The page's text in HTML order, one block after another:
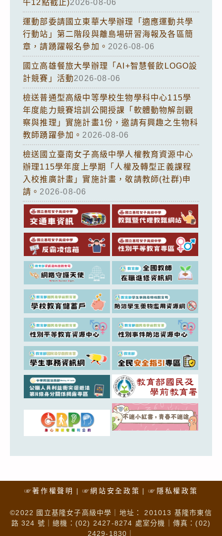
午12點截止)2026-08-06
運動部委請國立東華大學辦理「適應運動共學
行動站」第二階段與離島場研習海報及各區簡
章，請踴躍報名參加。 2026-08-06
國立高雄餐旅大學辦理「AI+智慧餐飲LOGO設
計競賽」活動2026-08-06
檢送普通型高級中等學校生物學科中心115學
年度能力競賽培訓公開授課「軟體動物解剖觀
察與推理」實施計畫1份，邀請有興趣之生物科
教師踴躍參加。 2026-08-06
檢送國立臺南女子高級中學人權教育資源中心
辦理115學年度上學期「人權及轉型正義課程
入校推廣計畫」實施計畫，敬請教師(社群)申
請。 2026-08-06
☞著作權聲明 ☞網站安全政策 ☞隱私權政策
©2022 國立基隆女子高級中學｜地址： 201013 基隆市東信
路 324 號｜總機：(02) 2427-8274 處室分機｜傳真：(02)
2429-1830｜